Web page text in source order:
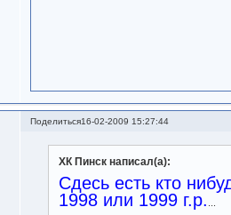
Поделиться16-02-2009 15:27:44
ХК Пинск написал(а):
Сдесь есть кто
1998 или 1999 г.р.